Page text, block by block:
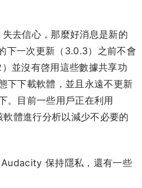
去信心，那麼好消息是新的
下一次更新（3.0.3）之前不會
並沒有啓用這些數據共享功
下下載軟體，並且永遠不更新
。目前一些用戶正在利用
體進行分析以減少不必要的
保持隱私，還有一些